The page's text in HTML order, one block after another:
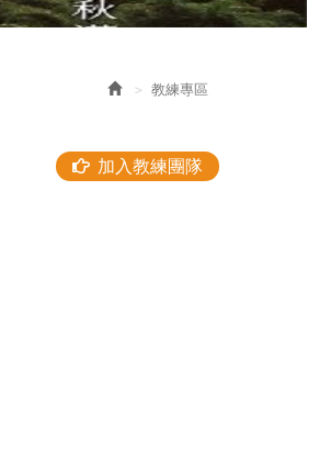
教練專區
加入教練團隊